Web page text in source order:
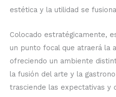
estética y la utilidad se
Colocado estratégicamente,
un punto focal que atraerá la
ofreciendo un ambiente
la fusión del arte y la
trasciende las expectativas y